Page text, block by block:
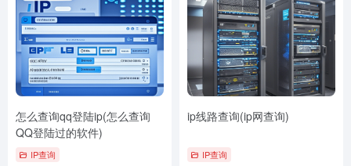
怎么查询qq登陆ip(怎么查询
QQ登陆过的软件)
IP查询
ip线路查询(ip网查询)
IP查询